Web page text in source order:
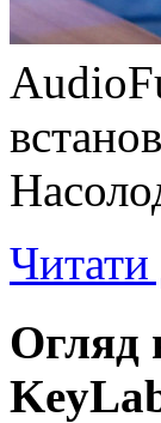
Читати
Огляд